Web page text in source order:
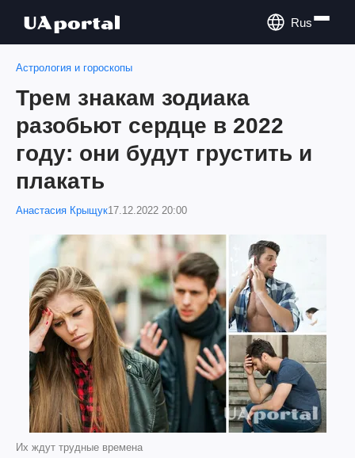
Rus
Астрология и гороскопы
Трем знакам зодиака
разобьют сердце в 2022
году: они будут грустить и
плакать
Анастасия Крыщук17.12.2022 20:00
Их ждут трудные времена